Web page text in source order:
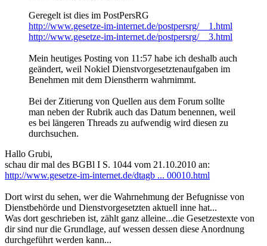
Geregelt ist dies im PostPersRG
http://www.gesetze-im-internet.de/postpersrg/__1.html
http://www.gesetze-im-internet.de/postpersrg/__3.html
Mein heutiges Posting von 11:57 habe ich deshalb auch
geändert, weil Nokiel Dienstvorgesetztenaufgaben im
Benehmen mit dem Dienstherrn wahrnimmt.
Bei der Zitierung von Quellen aus dem Forum sollte
man neben der Rubrik auch das Datum benennen, weil
es bei längeren Threads zu aufwendig wird diesen zu
durchsuchen.
Hallo Grubi,
schau dir mal des BGBl I S. 1044 vom 21.10.2010 an:
http://www.gesetze-im-internet.de/dtagb ... 00010.html
Dort wirst du sehen, wer die Wahrnehmung der Befugnisse von
Dienstbehörde und Dienstvorgesetzten aktuell inne hat...
Was dort geschrieben ist, zählt ganz alleine...die Gesetzestexte von
dir sind nur die Grundlage, auf wessen dessen diese Anordnung
durchgeführt werden kann...